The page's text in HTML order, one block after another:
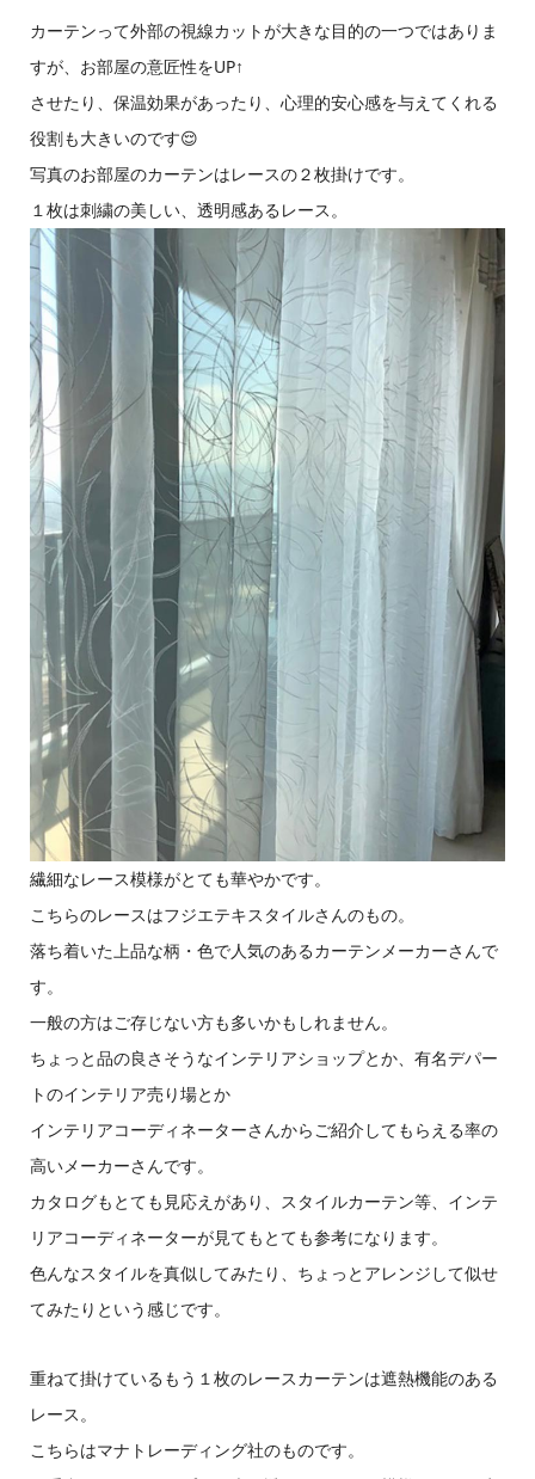
カーテンって外部の視線カットが大きな目的の一つではありま
すが、お部屋の意匠性をUP↑
させたり、保温効果があったり、心理的安心感を与えてくれる
役割も大きいのです😌
写真のお部屋のカーテンはレースの２枚掛けです。
１枚は刺繍の美しい、透明感あるレース。
繊細なレース模様がとても華やかです。
こちらのレースはフジエテキスタイルさんのもの。
落ち着いた上品な柄・色で人気のあるカーテンメーカーさんで
す。
一般の方はご存じない方も多いかもしれません。
ちょっと品の良さそうなインテリアショップとか、有名デパー
トのインテリア売り場とか
インテリアコーディネーターさんからご紹介してもらえる率の
高いメーカーさんです。
カタログもとても見応えがあり、スタイルカーテン等、インテ
リアコーディネーターが見てもとても参考になります。
色んなスタイルを真似してみたり、ちょっとアレンジして似せ
てみたりという感じです。
重ねて掛けているもう１枚のレースカーテンは遮熱機能のある
レース。
こちらはマナトレーディング社のものです。